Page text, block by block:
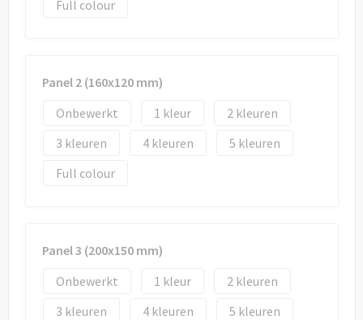
Strandtassen
Waterbestendige tassen
Full colour
Panel 2 (160x120 mm)
Onbewerkt
1
2
3
4
5
Full colour
Panel 3 (200x150 mm)
Onbewerkt
1
2
3
4
5